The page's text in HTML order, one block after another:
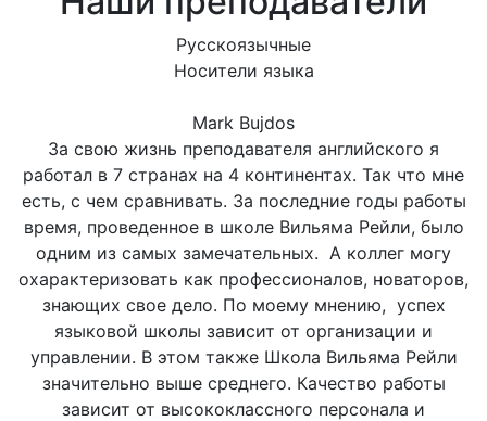
Русскоязычные
Носители языка
Mark Bujdos
За свою жизнь преподавателя английского я
работал в 7 странах на 4 континентах. Так что мне
есть, с чем сравнивать. За последние годы работы
время, проведенное в школе Вильяма Рейли, было
одним из самых замечательных. А коллег могу
охарактеризовать как профессионалов, новаторов,
знающих свое дело. По моему мнению, успех
языковой школы зависит от организации и
управлении. В этом также Школа Вильяма Рейли
значительно выше среднего. Качество работы
зависит от высококлассного персонала и